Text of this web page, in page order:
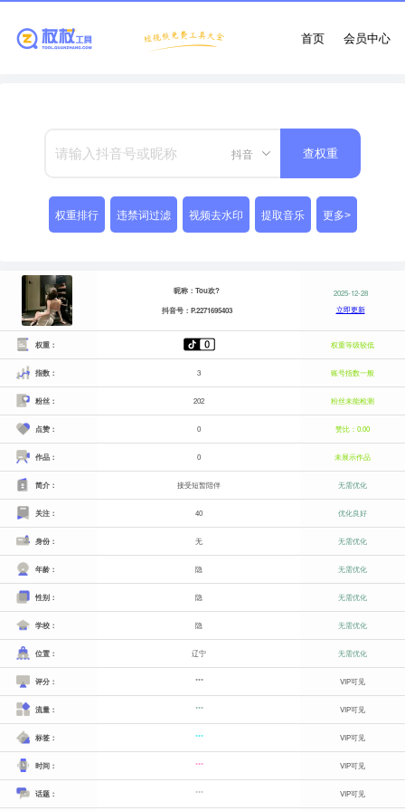
会员中心
首页
抖音 查权重
权重排行 违禁词过滤 视频去水印 提取音乐 更多>
昵称：Tou欢?
抖音号：P.2271695403
2025-12-28
立即更新
权重： 权重等级较低
指数： 3 账号指数一般
粉丝： 202 粉丝未能检测
点赞： 0 赞比：0.00
作品： 0 未展示作品
简介： 接受短暂陪伴 无需优化
关注： 40 优化良好
身份： 无 无需优化
年龄： 隐 无需优化
性别： 隐 无需优化
学校： 隐 无需优化
位置： 辽宁 无需优化
评分： *** VIP可见
流量： *** VIP可见
标签： *** VIP可见
时间： *** VIP可见
话题： *** VIP可见